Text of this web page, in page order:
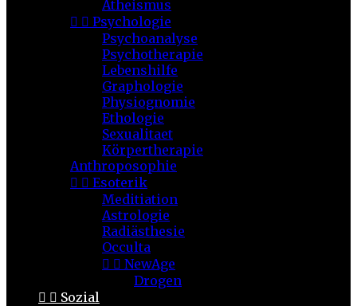
Atheismus
  Psychologie
Psychoanalyse
Psychotherapie
Lebenshilfe
Graphologie
Physiognomie
Ethologie
Sexualitaet
Körpertherapie
Anthroposophie
  Esoterik
Meditiation
Astrologie
Radiästhesie
Occulta
  NewAge
Drogen
  Sozial